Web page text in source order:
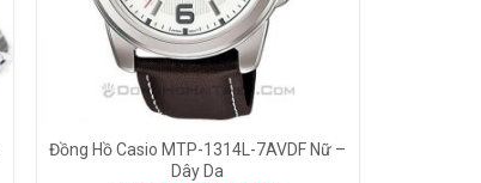
Đồng Hồ Casio MTP-1314L-7AVDF Nữ –
Dây Da